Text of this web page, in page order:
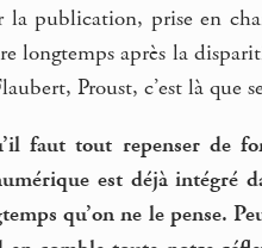
publication, prise en
après la
Proust, c’est là que
faut tout repenser de
est déjà intégré
qu’on ne le pense.